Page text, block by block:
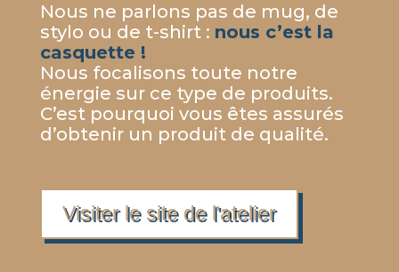
Nous ne parlons pas de mug, de
stylo ou de t-shirt : nous c’est la
casquette !
Nous focalisons toute notre
énergie sur ce type de produits.
C’est pourquoi vous êtes assurés
d’obtenir un produit de qualité.
Visiter le site de l'atelier